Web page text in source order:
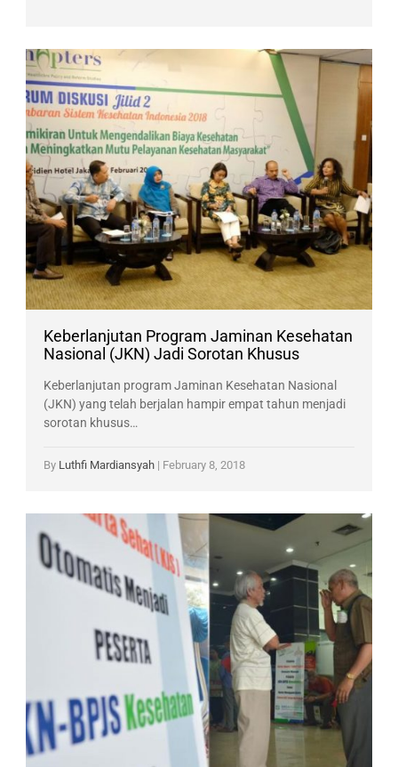
Keberlanjutan Program Jaminan Kesehatan
Nasional (JKN) Jadi Sorotan Khusus
Keberlanjutan program Jaminan Kesehatan Nasional
(JKN) yang telah berjalan hampir empat tahun menjadi
sorotan khusus…
By Luthfi Mardiansyah | February 8, 2018